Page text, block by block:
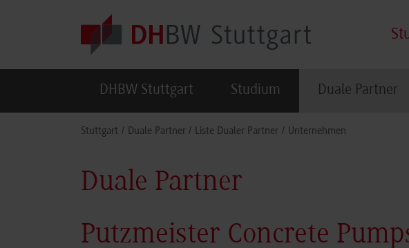
DHBW Stuttgart Studium Duale Partner
Stuttgart Duale Partner Liste Dualer Partner Unternehmen
Duale Partner
Putzmeister Concrete